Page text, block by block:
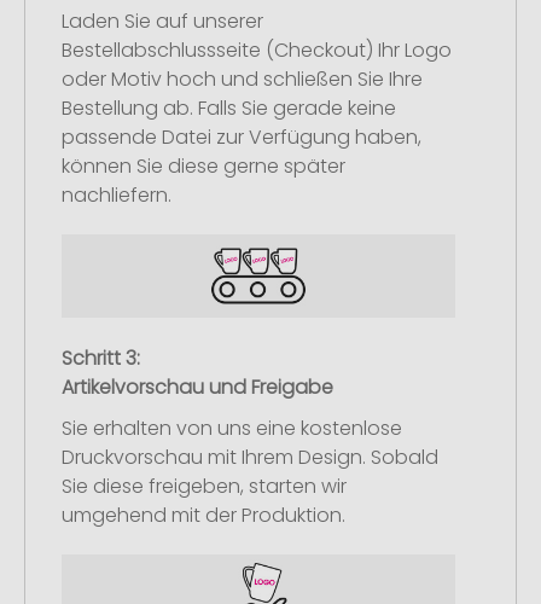
Laden Sie auf unserer
Bestellabschlussseite (Checkout) Ihr Logo
oder Motiv hoch und schließen Sie Ihre
Bestellung ab. Falls Sie gerade keine
passende Datei zur Verfügung haben,
können Sie diese gerne später
nachliefern.
Schritt 3:
Artikelvorschau und Freigabe
Sie erhalten von uns eine kostenlose
Druckvorschau mit Ihrem Design. Sobald
Sie diese freigeben, starten wir
umgehend mit der Produktion.